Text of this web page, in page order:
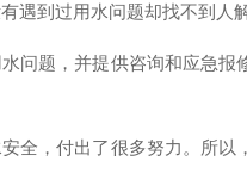
遇到过用水问题却找不到人
问题，并提供咨询和应急
全，付出了很多努力。所